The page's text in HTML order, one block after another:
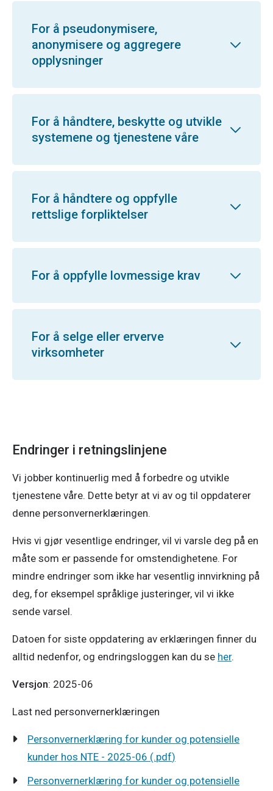
For å pseudonymisere,
anonymisere og aggregere
opplysninger
For å håndtere, beskytte og utvikle
systemene og tjenestene våre
For å håndtere og oppfylle
rettslige forpliktelser
For å oppfylle lovmessige krav
For å selge eller erverve
virksomheter
Endringer i retningslinjene
Vi jobber kontinuerlig med å forbedre og utvikle
tjenestene våre. Dette betyr at vi av og til oppdaterer
denne personvernerklæringen.
Hvis vi gjør vesentlige endringer, vil vi varsle deg på en
måte som er passende for omstendighetene. For
mindre endringer som ikke har vesentlig innvirkning på
deg, for eksempel språklige justeringer, vil vi ikke
sende varsel.
Datoen for siste oppdatering av erklæringen finner du
alltid nedenfor, og endringsloggen kan du se her.
Versjon: 2025-06
Last ned personvernerklæringen
Personvernerklæring for kunder og potensielle
kunder hos NTE - 2025-06 (.pdf)
Personvernerklæring for kunder og potensielle